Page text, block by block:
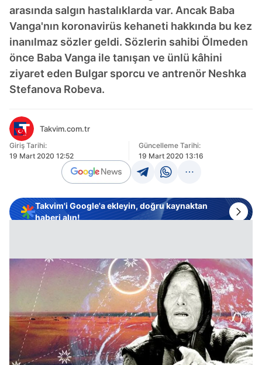
arasında salgın hastalıklarda var. Ancak Baba
Vanga'nın koronavirüs kehaneti hakkında bu kez
inanılmaz sözler geldi. Sözlerin sahibi Ölmeden
önce Baba Vanga ile tanışan ve ünlü kâhini
ziyaret eden Bulgar sporcu ve antrenör Neshka
Stefanova Robeva.
Takvim.com.tr
Giriş Tarihi:
19 Mart 2020 12:52
Güncelleme Tarihi:
19 Mart 2020 13:16
Takvim'i Google'a ekleyin, doğru kaynaktan
haberi alın!